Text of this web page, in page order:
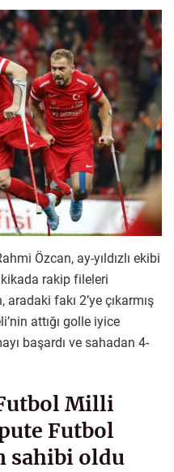
Özcan, ay-yıldızlı ekibi
rakip fileleri
fakı 2’ye çıkarmış
attığı golle iyice
başardı ve sahadan 4-
Milli
Futbol
sahibi oldu